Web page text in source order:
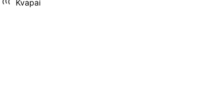
Kvapai